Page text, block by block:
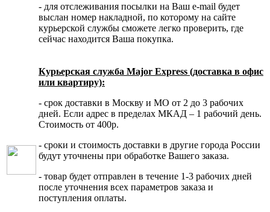
- для отслеживания посылки на Ваш e-mail будет
выслан номер накладной, по которому на сайте
курьерской службы сможете легко проверить, где
сейчас находится Ваша покупка.
Курьерская служба Major Express (доставка в офис
или квартиру):
- срок доставки в Москву и МО от 2 до 3 рабочих
дней. Если адрес в пределах МКАД – 1 рабочий день.
Стоимость от 400р.
- сроки и стоимость доставки в другие города России
будут уточнены при обработке Вашего заказа.
- товар будет отправлен в течение 1-3 рабочих дней
после уточнения всех параметров заказа и
поступления оплаты.